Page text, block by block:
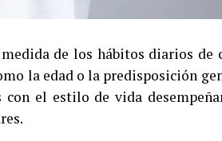
de los hábitos diarios de
la edad o la predisposición
el estilo de vida